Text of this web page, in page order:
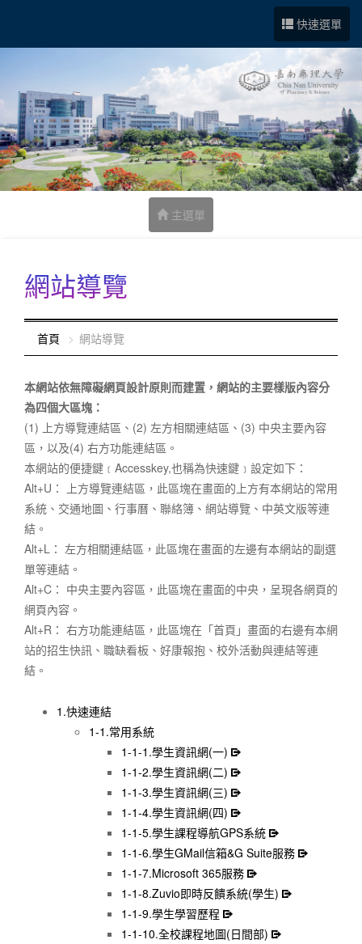
快速選單
主選單
網站導覽
首頁 網站導覽
本網站依無障礙網頁設計原則而建置，網站的主要樣版內容分
為四個大區塊：
(1) 上方導覽連結區、(2) 左方相關連結區、(3) 中央主要內容
區，以及(4) 右方功能連結區。
本網站的便捷鍵﹝Accesskey,也稱為快速鍵﹞設定如下：
Alt+U： 上方導覽連結區，此區塊在畫面的上方有本網站的常用
系統、交通地圖、行事曆、聯絡簿、網站導覽、中英文版等連
結。
Alt+L： 左方相關連結區，此區塊在畫面的左邊有本網站的副選
單等連結。
Alt+C： 中央主要內容區，此區塊在畫面的中央，呈現各網頁的
網頁內容。
Alt+R： 右方功能連結區，此區塊在「首頁」畫面的右邊有本網
站的招生快訊、職缺看板、好康報抱、校外活動與連結等連
結。
1.快速連結
1-1.常用系統
1-1-1.學生資訊網(一)
1-1-2.學生資訊網(二)
1-1-3.學生資訊網(三)
1-1-4.學生資訊網(四)
1-1-5.學生課程導航GPS系統
1-1-6.學生GMail信箱&G Suite服務
1-1-7.Microsoft 365服務
1-1-8.Zuvio即時反饋系統(學生)
1-1-9.學生學習歷程
1-1-10.全校課程地圖(日間部)